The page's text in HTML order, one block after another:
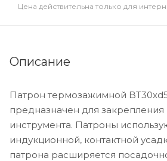
Цена действительна только для
Описание
Патрон термозажимной
предназначен для закрепления
инструмента. Патроны
индукционной, контактной
патрона расширяется